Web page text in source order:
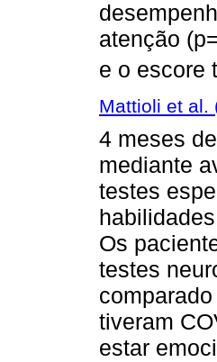
atenção
e o escore
Mattioli et al.
4 meses
mediante
testes
Os
testes
tiveram
estar